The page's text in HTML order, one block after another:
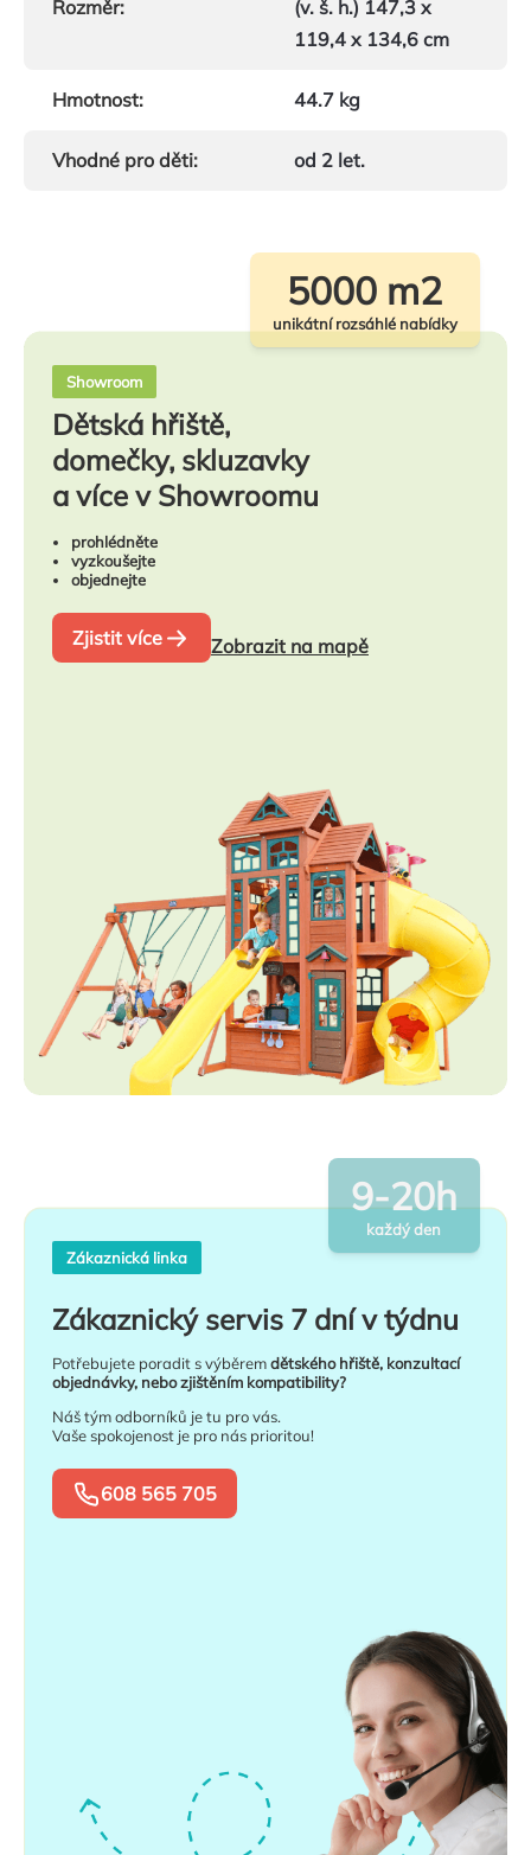
Rozměr:
(v. š. h.) 147,3 x
119,4 x 134,6 cm
Hmotnost: 44.7 kg
Vhodné pro děti: od 2 let.
Showroom
Dětská hřiště,
domečky, skluzavky
a více v Showroomu
prohlédněte
vyzkoušejte
objednejte
Zjistit více Zobrazit na mapě
5000 m2
unikátní rozsáhlé nabídky
Zákaznická linka
Zákaznický servis 7 dní v týdnu
Potřebujete poradit s výběremdětského hřiště, konzultací
objednávky, nebo zjištěním kompatibility?
Náš tým odborníků je tu pro vás.
Vaše spokojenost je pro nás prioritou!
608 565 705
9-20h
každý den